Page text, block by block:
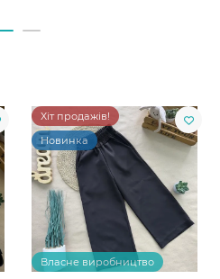
Хіт продажів!
Новинка
Власне виробництво